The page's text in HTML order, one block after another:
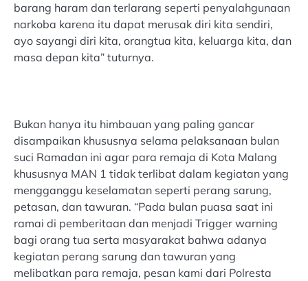
barang haram dan terlarang seperti penyalahgunaan
narkoba karena itu dapat merusak diri kita sendiri,
ayo sayangi diri kita, orangtua kita, keluarga kita, dan
masa depan kita” tuturnya.
Bukan hanya itu himbauan yang paling gancar
disampaikan khususnya selama pelaksanaan bulan
suci Ramadan ini agar para remaja di Kota Malang
khususnya MAN 1 tidak terlibat dalam kegiatan yang
mengganggu keselamatan seperti perang sarung,
petasan, dan tawuran. “Pada bulan puasa saat ini
ramai di pemberitaan dan menjadi Trigger warning
bagi orang tua serta masyarakat bahwa adanya
kegiatan perang sarung dan tawuran yang
melibatkan para remaja, pesan kami dari Polresta